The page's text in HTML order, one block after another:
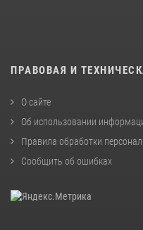
ПРАВОВАЯ И
О сайте
Об использовании
Правила обработки
Сообщить об ошибках